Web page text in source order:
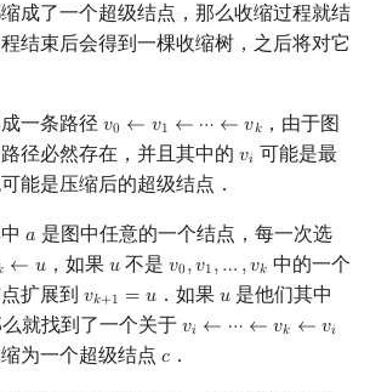
成了一个超级结点，那么收缩过程就结
结束后会得到一棵收缩树，之后将对它
一条路径 𝑣0 ← 𝑣1 ← ⋯ ← 𝑣𝑘
v0 ←v 1← ⋯ ←vk
，由于图
径必然存在，并且其中的 𝑣𝑖
vi 可能是最
能是压缩后的超级结点．
中𝑎
a 是图中任意的一个结点，每一次选
← 𝑢
←u ，如果 𝑢
u 不是𝑣0,𝑣1,… ,𝑣𝑘
v0,v1,…,vk
中的一个
扩展到 𝑣𝑘+1 = 𝑢
vk+1 =u ．如果 𝑢
u 是他们其中
么就找到了一个关于 𝑣𝑖 ← ⋯ ← 𝑣𝑘 ← 𝑣𝑖
vi ←⋯←vk ←v i
为一个超级结点 𝑐
c．